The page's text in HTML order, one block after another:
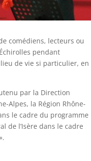
comédiens, lecteurs ou
pendant
de vie si particulier, en
par la Direction
Alpes, la Région Rhône-
le cadre du programme
de l’Isère dans le cadre